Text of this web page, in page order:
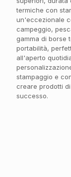
termiche con
un'eccezionale
campeggio,
gamma di borse
portabilità,
all'aperto
stampaggio e
creare prodotti
successo.